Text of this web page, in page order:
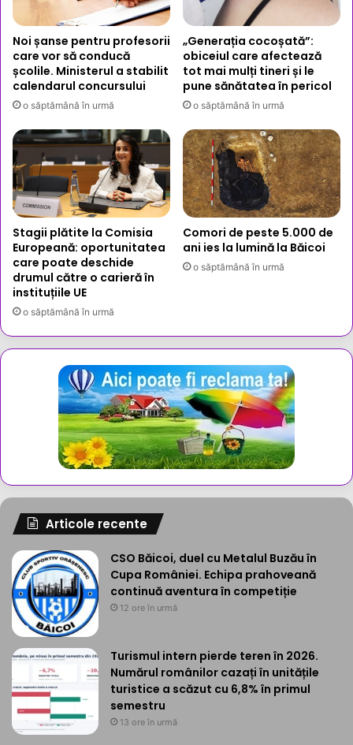
Noi șanse pentru profesorii
care vor să conducă
școlile. Ministerul a stabilit
calendarul concursului
o săptămână în urmă
„Generația cocoșată”:
obiceiul care afectează
tot mai mulți tineri și le
pune sănătatea în pericol
o săptămână în urmă
Stagii plătite la Comisia
Europeană: oportunitatea
care poate deschide
drumul către o carieră în
instituțiile UE
o săptămână în urmă
Comori de peste 5.000 de
ani ies la lumină la Băicoi
o săptămână în urmă
Articole recente
CSO Băicoi, duel cu Metalul Buzău în
Cupa României. Echipa prahoveană
continuă aventura în competiție
12 ore în urmă
Turismul intern pierde teren în 2026.
Numărul românilor cazați în unitățile
turistice a scăzut cu 6,8% în primul
semestru
13 ore în urmă